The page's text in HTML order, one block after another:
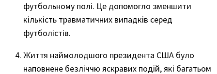
футбольному полі. Це допомогло зменшити
кількість травматичних випадків серед
футболістів.
Життя наймолодшого президента США було
наповнене безліччю яскравих подій, які багатьом